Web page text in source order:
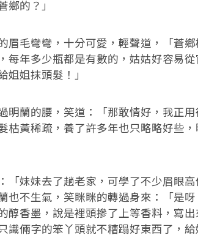
的？」
毛彎彎，十分可愛，輕聲道，「蒼鄉
每年多少瓶都是有數的，姑姑好容易
姐姐抹頭髮！」
蘭的腰，笑道：「那敢情好，我正用
枯黃稀疏，養了許多年也只略略好些
妹妹去了趟老家，可學了不少眉眼高
也不生氣，笑眯眯的轉過身來：「是
醇香墨，說是裡頭摻了上等香料，寫
識倆字的笨丫頭就不糟蹋好東西了，給